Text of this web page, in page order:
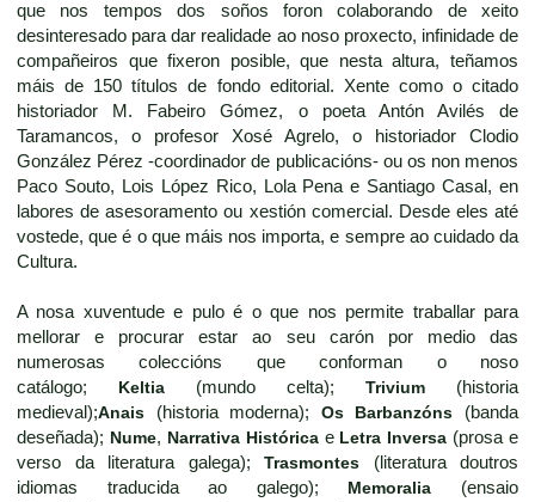
que nos tempos dos soños foron colaborando de xeito
desinteresado para dar realidade ao noso proxecto, infinidade de
compañeiros que fixeron posible, que nesta altura, teñamos
máis de 150 títulos de fondo editorial. Xente como o citado
historiador M. Fabeiro Gómez, o poeta Antón Avilés de
Taramancos, o profesor Xosé Agrelo, o historiador Clodio
González Pérez -coordinador de publicacións- ou os non menos
Paco Souto, Lois López Rico, Lola Pena e Santiago Casal, en
labores de asesoramento ou xestión comercial. Desde eles até
vostede, que é o que máis nos importa, e sempre ao cuidado da
Cultura.
A nosa xuventude e pulo é o que nos permite traballar para
mellorar e procurar estar ao seu carón por medio das
numerosas coleccións que conforman o noso
catálogo; Keltia (mundo celta); Trivium (historia
medieval);Anais (historia moderna); Os Barbanzóns (banda
deseñada); Nume, Narrativa Históricae Letra Inversa (prosa e
verso da literatura galega); Trasmontes (literatura doutros
idiomas traducida ao galego); Memoralia (ensaio